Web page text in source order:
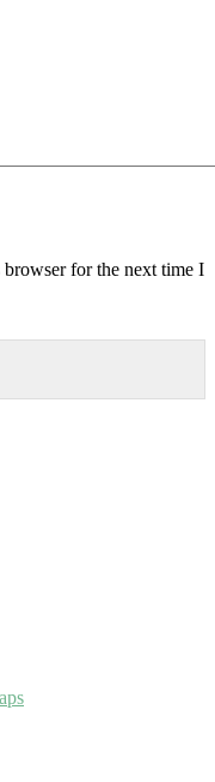
browser for the next time I